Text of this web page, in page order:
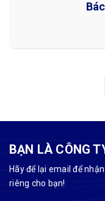
BẠN LÀ CÔNG
Hãy để lại email để
riêng cho bạn!